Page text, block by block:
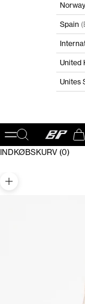
Norway
Spain
United
Unites
Åbn
Åbn søgefunktion
Baum
INDKØBSKURV (0)
Zoom